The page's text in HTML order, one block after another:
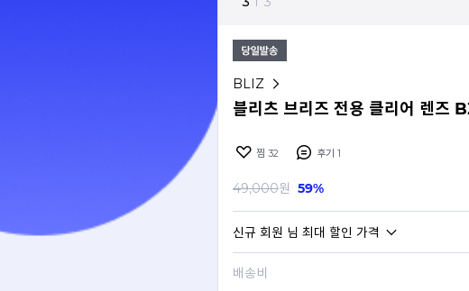
BLIZ
블리츠 브리즈 전용 클리어 렌즈
찜 32 후기 1
49,000원 59%
신규 회원 님 최대 할인 가격
배송비